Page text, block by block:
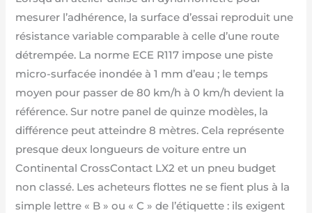
mesurer l’adhérence, la surface d’essai reproduit une
résistance variable comparable à celle d’une route
détrempée. La norme ECE R117 impose une piste
micro-surfacée inondée à 1 mm d’eau ; le temps
moyen pour passer de 80 km/h à 0 km/h devient la
référence. Sur notre panel de quinze modèles, la
différence peut atteindre 8 mètres. Cela représente
presque deux longueurs de voiture entre un
Continental CrossContact LX2 et un pneu budget
non classé. Les acheteurs flottes ne se fient plus à la
simple lettre « B » ou « C » de l’étiquette : ils exigent